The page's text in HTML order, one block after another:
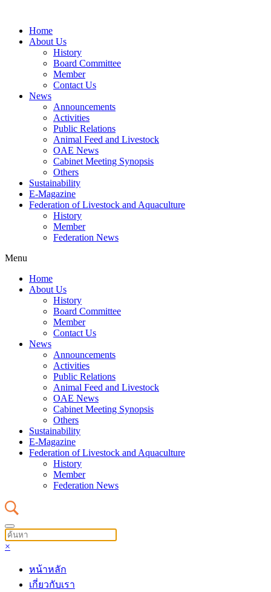
Home
About Us
History
Board Committee
Member
Contact Us
News
Announcements
Activities
Public Relations
Animal Feed and Livestock
OAE News
Cabinet Meeting Synopsis
Others
Sustainability
E-Magazine
Federation of Livestock and Aquaculture
History
Member
Federation News
Menu
Home
About Us
History
Board Committee
Member
Contact Us
News
Announcements
Activities
Public Relations
Animal Feed and Livestock
OAE News
Cabinet Meeting Synopsis
Others
Sustainability
E-Magazine
Federation of Livestock and Aquaculture
History
Member
Federation News
×
หน้าหลัก
เกี่ยวกับเรา